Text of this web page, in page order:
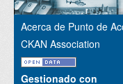
Acerca de Punto de
CKAN Association
Gestionado con